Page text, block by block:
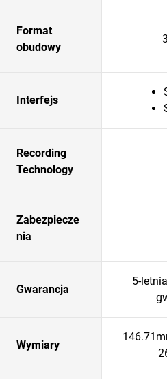
Format
obudowy
Interfejs
Recording
Technology
Zabezpiecze
nia
Gwarancja
5-
Wymiary